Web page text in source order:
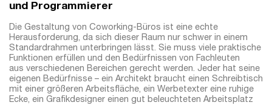
und Programmierer
Die Gestaltung von Coworking-Büros ist eine echte
Herausforderung, da sich dieser Raum nur schwer in einem
Standardrahmen unterbringen lässt. Sie muss viele praktische
Funktionen erfüllen und den Bedürfnissen von Fachleuten
aus verschiedenen Bereichen gerecht werden. Jeder hat seine
eigenen Bedürfnisse – ein Architekt braucht einen Schreibtisch
mit einer größeren Arbeitsfläche, ein Werbetexter eine ruhige
Ecke, ein Grafikdesigner einen gut beleuchteten Arbeitsplatz